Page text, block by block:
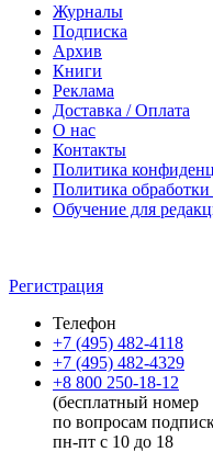
Журналы
Подписка
Архив
Книги
Реклама
Доставка / Оплата
О нас
Контакты
Политика
Политика
Обучение для
Регистрация
Телефон
+7 (495) 482-4118
+7 (495) 482-4329
+8 800 250-18-12
(бесплатный номер
по вопросам
пн-пт с 10 до 18